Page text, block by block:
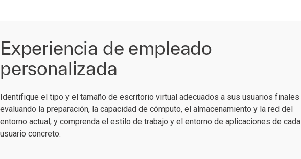
Experiencia de empleado
personalizada
Identifique el tipo y el tamaño de escritorio virtual adecuados a sus usuarios finales
evaluando la preparación, la capacidad de cómputo, el almacenamiento y la red del
entorno actual, y comprenda el estilo de trabajo y el entorno de aplicaciones de cada
usuario concreto.